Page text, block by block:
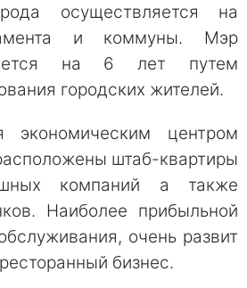
осуществляется на
и коммуны. Мэр
на 6 лет путем
городских жителей.
экономическим центром
штаб-квартиры
компаний а также
Наиболее прибыльной
очень развит
бизнес.